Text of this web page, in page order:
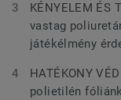
KÉNYELEM ÉS
vastag
játékélmény
HATÉKONY
polietilén